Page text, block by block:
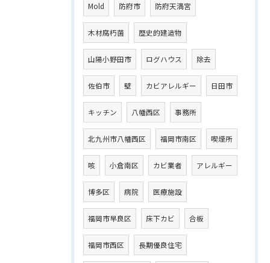
Mold 防府市 防府天満宮
木材腐朽菌 歴史的建造物
山陽小野田市 ログハウス 除去
佐伯市 壁 カビアレルギー 日田市
キッチン 八幡西区 事務所
北九州市八幡西区 福岡市南区 喫煙所
咳 小倉南区 カビ業者 アレルギー
博多区 病院 医療施設
福岡市早良区 床下カビ 合板
福岡市西区 長期優良住宅